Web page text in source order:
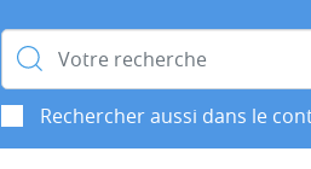
Rechercher :
Rechercher aussi dans le